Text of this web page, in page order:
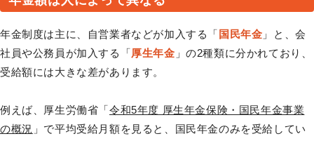
年金制度は主に、自営業者などが加入する「 国民年金 」と、会
社員や公務員が加入する「厚生年金 」の2種類に分かれており、
受給額には大きな差があります。
例えば、厚生労働省「令和5年度 厚生年金保険・国民年金事業
の概況 」で平均受給月額を見ると、国民年金のみを受給してい